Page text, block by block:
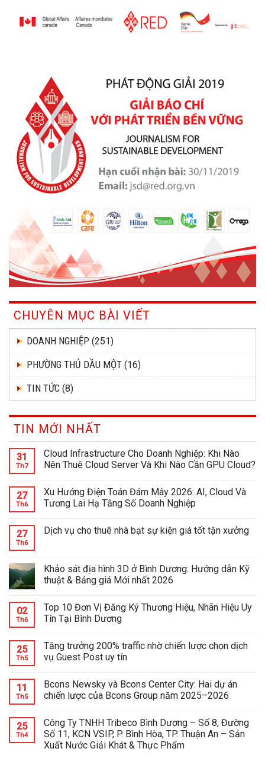
CHUYÊN MỤC BÀI VIẾT
DOANH NGHIỆP (251)
PHƯỜNG THỦ DẦU MỘT (16)
TIN TỨC (8)
TIN MỚI NHẤT
31
Th7
Cloud Infrastructure Cho Doanh Nghiệp: Khi Nào
Nên Thuê Cloud Server Và Khi Nào Cần GPU Cloud?
27
Th6
Xu Hướng Điện Toán Đám Mây 2026: AI, Cloud Và
Tương Lai Hạ Tầng Số Doanh Nghiệp
27
Th6
Dịch vụ cho thuê nhà bạt sự kiện giá tốt tận xưởng
Khảo sát địa hình 3D ở Bình Dương: Hướng dẫn Kỹ
thuật & Bảng giá Mới nhất 2026
02
Th6
Top 10 Đơn Vị Đăng Ký Thương Hiệu, Nhãn Hiệu Uy
Tín Tại Bình Dương
25
Th5
Tăng trưởng 200% traffic nhờ chiến lược chọn dịch
vụ Guest Post uy tín
11
Th5
Bcons Newsky và Bcons Center City: Hai dự án
chiến lược của Bcons Group năm 2025–2026
25
Th4
Công Ty TNHH Tribeco Bình Dương – Số 8, Đường
Số 11, KCN VSIP, P. Bình Hòa, TP. Thuận An – Sản
Xuất Nước Giải Khát & Thực Phẩm